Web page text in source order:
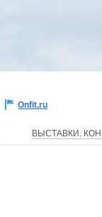
Onfit.ru
ВЫСТАВКИ.